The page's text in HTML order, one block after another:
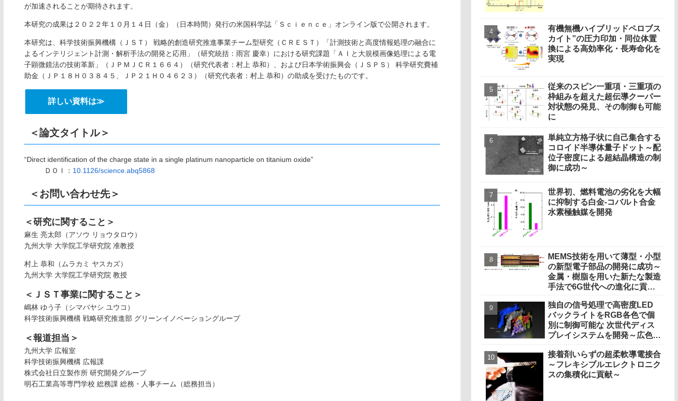
が加速されることが期待されます。
本研究の成果は２０２２年１０月１４日（金）（日本時間）発行の米国科学誌「Ｓｃｉｅｎｃｅ」オンライン版で公開されます。
本研究は、科学技術振興機構（ＪＳＴ） 戦略的創造研究推進事業チーム型研究（ＣＲＥＳＴ）「計測技術と高度情報処理の融合に
よるインテリジェント計測・解析手法の開発と応用」（研究統括：雨宮 慶幸）における研究課題「ＡＩと大規模画像処理による電
子顕微鏡法の技術革新」（ＪＰＭＪＣＲ１６６４）（研究代表者：村上 恭和）、および日本学術振興会（ＪＳＰＳ） 科学研究費補
助金（ＪＰ１８Ｈ０３８４５、ＪＰ２１Ｈ０４６２３）（研究代表者：村上 恭和）の助成を受けたものです。
詳しい資料は≫
＜論文タイトル＞
“Direct identification of the charge state in a single platinum nanoparticle on titanium oxide”
ＤＯＩ： 10.1126/science.abq5868
＜お問い合わせ先＞
＜研究に関すること＞
麻生 亮太郎（アソウ リョウタロウ）
九州大学 大学院工学研究院 准教授
村上 恭和（ムラカミ ヤスカズ）
九州大学 大学院工学研究院 教授
＜ＪＳＴ事業に関すること＞
嶋林 ゆう子（シマバヤシ ユウコ）
科学技術振興機構 戦略研究推進部 グリーンイノベーショングループ
＜報道担当＞
九州大学 広報室
科学技術振興機構 広報課
株式会社日立製作所 研究開発グループ
明石工業高等専門学校 総務課 総務・人事チーム（総務担当）
有機無機ハイブリッドペロブス
カイト”の圧力印加・同位体置
換による高効率化・長寿命化を
実現
従来のスピン一重項・三重項の
枠組みを超えた超伝導クーパー
対状態の発見、その制御も可能
に
単純立方格子状に自己集合する
コロイド半導体量子ドット～配
位子密度による超結晶構造の制
御に成功～
世界初、燃料電池の劣化を大幅
に抑制する白金‐コバルト合金
水素極触媒を開発
MEMS技術を用いて薄型・小型
の新型電子部品の開発に成功～
金属・樹脂を用いた新たな製造
手法で6G世代への進化に貢献
独自の信号処理で高密度LED
バックライトをRGB各色で個
別に制御可能な 次世代ディス
プレイシステムを開発～広色域
にも適した豊かな色彩と光の濃
淡を再現～
接着剤いらずの超柔軟導電接合
～フレキシブルエレクトロニク
スの集積化に貢献～